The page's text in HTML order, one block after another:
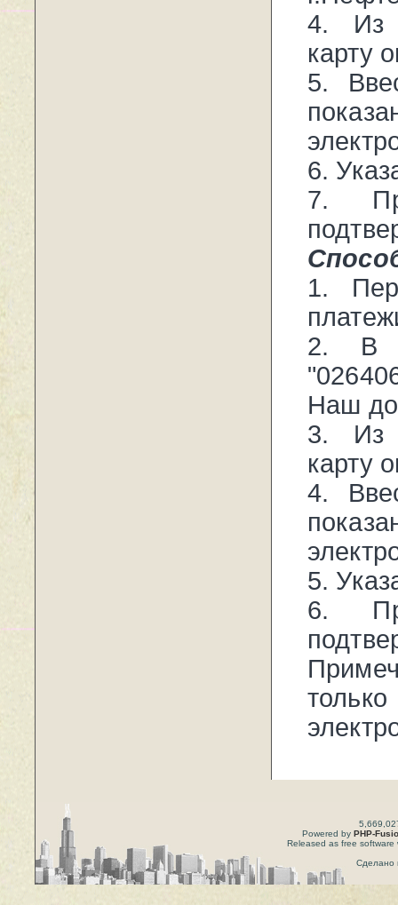
4. Из
карту
5.
6.
7.
1.
2. В
Наш
3. Из
карту
4.
5.
6.
Powered by PHP-
Released as free
Сделано